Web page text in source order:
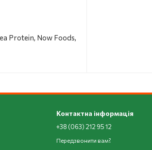
Protein, Now Foods,
Контактна інформація
+38 (063) 212 95 12
Передзвонити вам?